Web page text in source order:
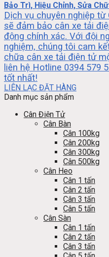
Bảo Trì, Hiệu Chỉnh, Sửa
Dịch vụ chuyên nghiệp
sẽ đảm bảo cân xe tải
động chính xác. Với đội
nghiệm, chúng tôi cam
chữa cân xe tải điện tử
liên hệ Hotline 0394 579
tốt nhất!
LIÊN LẠC ĐẶT HÀNG
Danh mục sản phẩm
Cân Điện Tử
Cân Bàn
Cân 100kg
Cân 200kg
Cân 300kg
Cân 500kg
Cân Heo
Cân 1 tấn
Cân 2 tấn
Cân 3 tấn
Cân 5 tấn
Cân Sàn
Cân 1 tấn
Cân 2 tấn
Cân 3 tấn